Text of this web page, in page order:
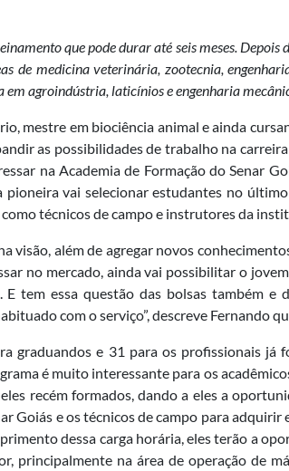
que pode durar até seis meses.
de medicina veterinária, zootecnia,
agroindústria, laticínios e engenharia
mestre em biociência animal e ainda
as possibilidades de trabalho na
na Academia de Formação do Senar
pioneira vai selecionar estudantes no
técnicos de campo e instrutores da
visão, além de agregar novos
no mercado, ainda vai possibilitar o
E tem essa questão das bolsas também
com o serviço”, descreve Fernando
graduandos e 31 para os profissionais já
é muito interessante para os
recém formados, dando a eles a
Goiás e os técnicos de campo para
dessa carga horária, eles terão a
principalmente na área de operação de